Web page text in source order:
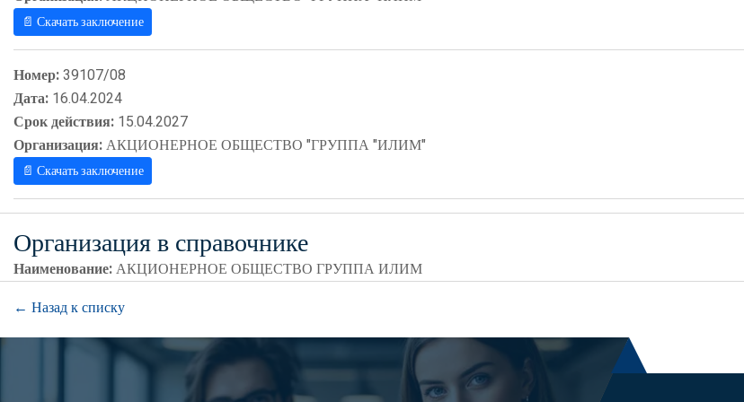
📄 Скачать заключение
Номер:39107/08
Дата: 16.04.2024
Срок действия: 15.04.2027
Организация:АКЦИОНЕРНОЕ ОБЩЕСТВО "ГРУППА "ИЛИМ"
📄 Скачать заключение
Организация в справочнике
Наименование:АКЦИОНЕРНОЕ ОБЩЕСТВО ГРУППА ИЛИМ
← Назад к списку